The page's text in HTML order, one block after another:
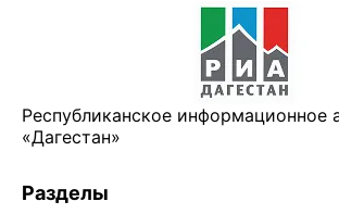
Республиканское информационное
«Дагестан»
Разделы